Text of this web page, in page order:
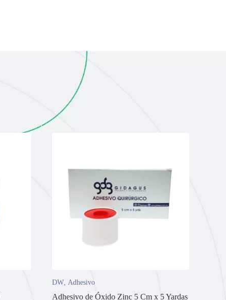
DW, Adhesivo
Adhesivo de Óxido Zinc 5 Cm x 5 Yardas